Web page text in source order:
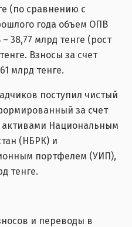
(по сравнению с
года объем ОПВ
38,77 млрд тенге (рост
Взносы за счет
млрд тенге.
поступил чистый
за счет
Национальным
(НБРК) и
портфелем (УИП),
тенге.
и переводы в